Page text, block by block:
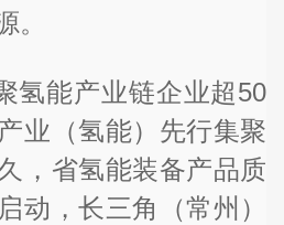
。
氢能产业链企业超50
业（氢能）先行集聚
，省氢能装备产品质
动，长三角（常州）